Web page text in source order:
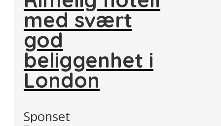
med svært
god
beliggenhet i
London
Sponset